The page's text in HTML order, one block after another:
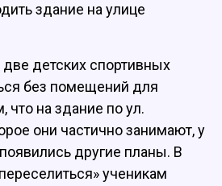
здание на улице
детских спортивных
без помещений для
что на здание по ул.
они частично занимают, у
другие планы. В
ученикам